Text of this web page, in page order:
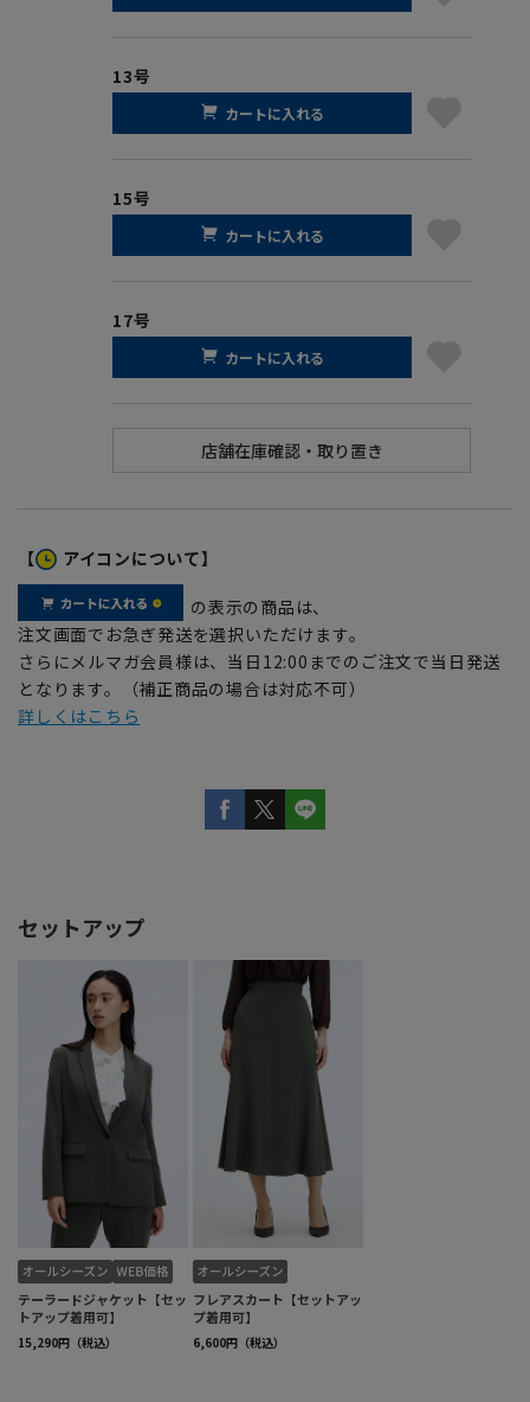
13号
カートに入れる
15号
カートに入れる
17号
カートに入れる
【 アイコンについて】
の表示の商品は、
注文画面でお急ぎ発送を選択いただけます。
さらにメルマガ会員様は、当日12:00までのご注文で当日発送
となります。（補正商品の場合は対応不可）
詳しくはこちら